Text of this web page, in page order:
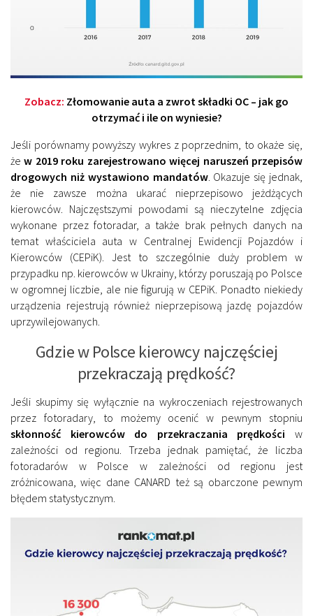
Zobacz: Złomowanie auta a zwrot składki OC – jak go
otrzymać i ile on wyniesie?
Jeśli porównamy powyższy wykres z poprzednim, to okaże się,
żew 2019 roku zarejestrowano więcej naruszeń przepisów
drogowych niż wystawiono mandatów. Okazuje się jednak,
że nie zawsze można ukarać nieprzepisowo jeżdżących
kierowców. Najczęstszymi powodami są nieczytelne zdjęcia
wykonane przez fotoradar, a także brak pełnych danych na
temat właściciela auta w Centralnej Ewidencji Pojazdów i
Kierowców (CEPiK). Jest to szczególnie duży problem w
przypadku np. kierowców w Ukrainy, którzy poruszają po Polsce
w ogromnej liczbie, ale nie figurują w CEPiK. Ponadto niekiedy
urządzenia rejestrują również nieprzepisową jazdę pojazdów
uprzywilejowanych.
Gdzie w Polsce kierowcy najczęściej
przekraczają prędkość?
Jeśli skupimy się wyłącznie na wykroczeniach rejestrowanych
przez fotoradary, to możemy ocenić w pewnym stopniu
skłonność kierowców do przekraczania prędkości w
zależności od regionu. Trzeba jednak pamiętać, że liczba
fotoradarów w Polsce w zależności od regionu jest
zróżnicowana, więc dane CANARD też są obarczone pewnym
błędem statystycznym.